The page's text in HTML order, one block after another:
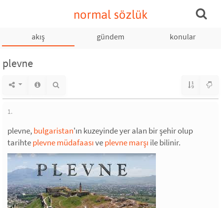
normal sözlük
akış gündem konular
plevne
1.
plevne,bulgaristan'ın kuzeyinde yer alan bir şehir olup
tarihteplevne müdafaasıveplevne marşı ile bilinir.